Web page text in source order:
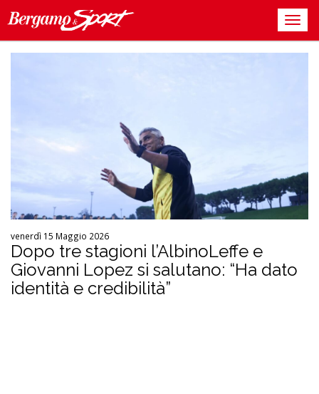
venerdì 15 Maggio 2026
Dopo tre stagioni l’AlbinoLeffe e
Giovanni Lopez si salutano: “Ha dato
identità e credibilità”